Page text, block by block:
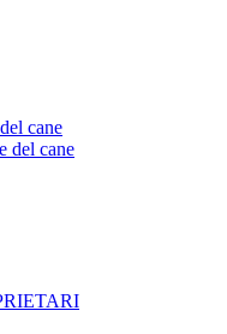
cane
del cane